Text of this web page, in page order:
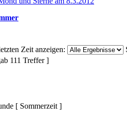
Zeit anzeigen:
111 Treffer ]
[ Sommerzeit ]